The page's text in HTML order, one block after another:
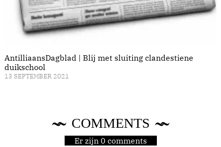
AntilliaansDagblad | Blij met sluiting clandestiene
duikschool
13 SEPTEMBER 2021
COMMENTS
Er zijn 0 comments